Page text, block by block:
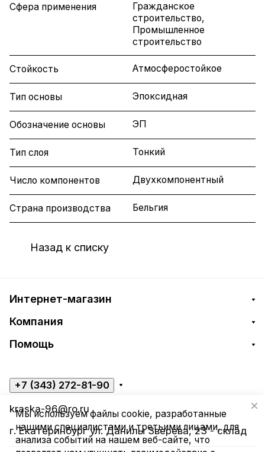
Сфера применения
Гражданское
строительство,
Промышленное
строительство
Стойкость Атмосферостойкое
Тип основы Эпоксидная
Обозначение основы ЭП
Тип слоя Тонкий
Число компонентов Двухкомпонентный
Страна производства Бельгия
Назад к списку
Интернет-магазин
Компания
Помощь
+7 (343) 272-81-90
kraska-96@ro.ru
г. Екатеринбург ул. Данилы Зверева, 23 - склад
Мы используем файлы cookie, разработанные
нашими специалистами и третьими лицами, для
анализа событий на нашем веб-сайте, что